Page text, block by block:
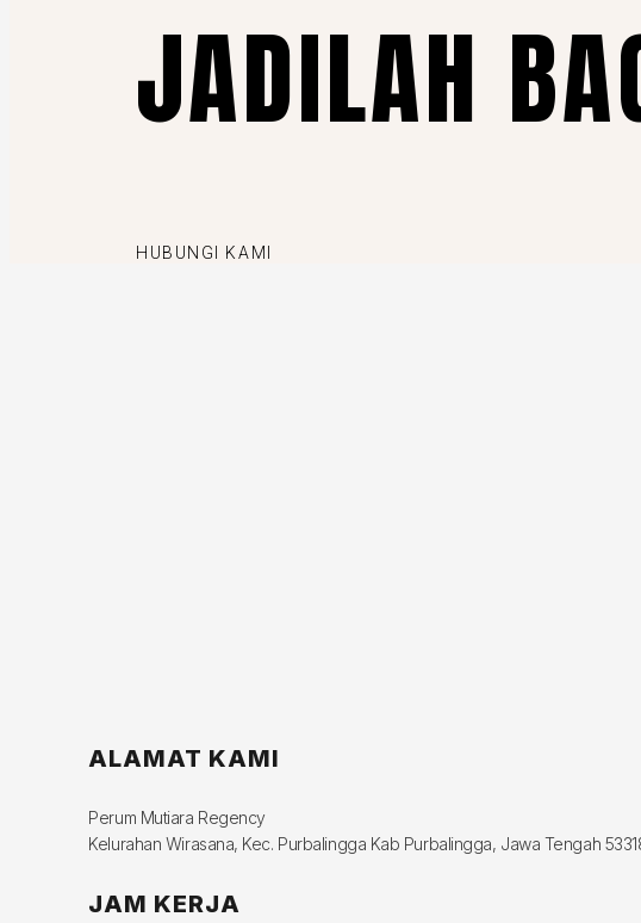
JADILAH
HUBUNGI KAMI
ALAMAT KAMI
Perum Mutiara Regency
Kelurahan Wirasana, Kec. Purbalingga Kab Purbalingga, Jawa Tengah
JAM KERJA